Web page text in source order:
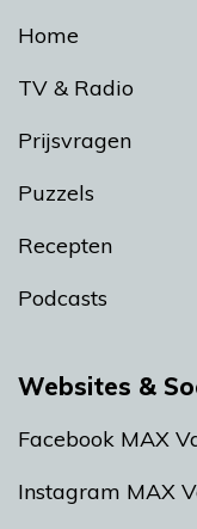
Home
TV & Radio
Prijsvragen
Puzzels
Recepten
Podcasts
Websites &
Facebook MAX
Instagram MAX